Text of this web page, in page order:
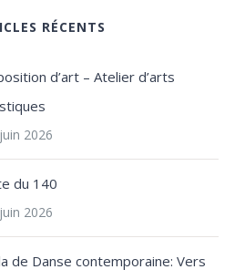
RÉCENTS
d’art – Atelier d’arts
2026
du 140
2026
de Danse contemporaine: Vers